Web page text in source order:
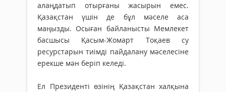
алаңдатып отырғаны жасырын емес.
Қазақстан үшін де бұл мәселе аса
маңызды. Осыған байланысты Мемлекет
басшысы Қасым-Жомарт Тоқаев су
ресурстарын тиімді пайдалану мәселесіне
ерекше мән беріп келеді.
Ел Президенті өзінің Қазақстан халқына